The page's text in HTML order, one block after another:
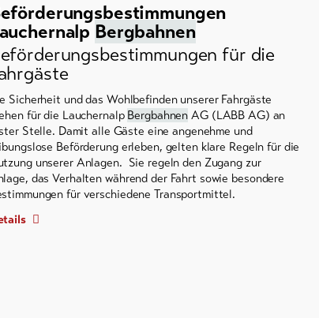
Bergbahnen
für die
Sicherheit und das Wohlbefinden unserer Fahrgäste
für die Lauchernalp Bergbahnen AG (LABB AG) an
Stelle. Damit alle Gäste eine angenehme und
Beförderung erleben, gelten klare Regeln für die
unserer Anlagen. Sie regeln den Zugang zur
das Verhalten während der Fahrt sowie besondere
für verschiedene Transportmittel.